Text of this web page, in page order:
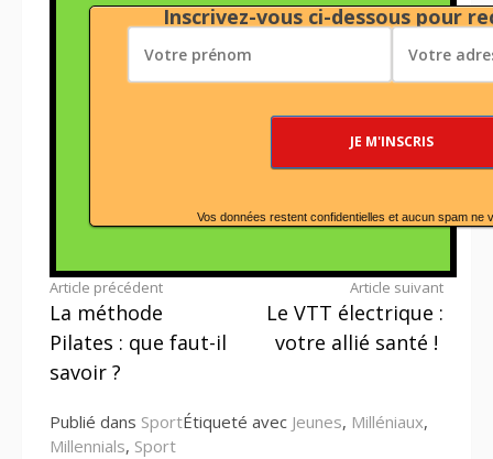
Inscrivez-vous ci-dessous pour
Vos données restent confidentielles et aucun spam ne
Lire
la
suite
Article précédent
La méthode
Pilates : que faut-il
savoir ?
Article suivant
Le VTT électrique :
votre allié santé !
Publié dans SportÉtiqueté avec Jeunes, Milléniaux,
Millennials, Sport